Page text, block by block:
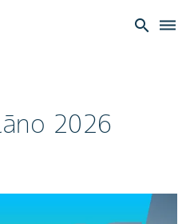
search dehaze
2026